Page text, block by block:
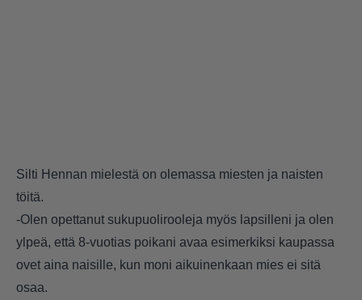
Silti Hennan mielestä on olemassa miesten ja naisten
töitä.
-Olen opettanut sukupuolirooleja myös lapsilleni ja olen
ylpeä, että 8-vuotias poikani avaa esimerkiksi kaupassa
ovet aina naisille, kun moni aikuinenkaan mies ei sitä
osaa.